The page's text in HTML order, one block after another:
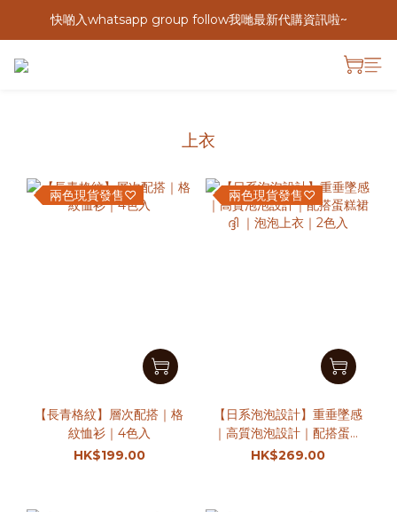
快啲入whatsapp group follow我哋最新代購資訊啦~
上衣
兩色現貨發售♡
【長青格紋】層次配搭｜格
紋恤衫｜4色入
HK$199.00
兩色現貨發售♡
【日系泡泡設計】重垂墜感
｜高質泡泡設計｜配搭蛋糕
裙ദ്ദി ｜泡泡上衣｜2色入
HK$269.00